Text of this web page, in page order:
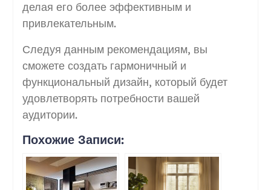
делая его более эффективным и
привлекательным.
Следуя данным рекомендациям, вы
сможете создать гармоничный и
функциональный дизайн, который будет
удовлетворять потребности вашей
аудитории.
Похожие Записи: